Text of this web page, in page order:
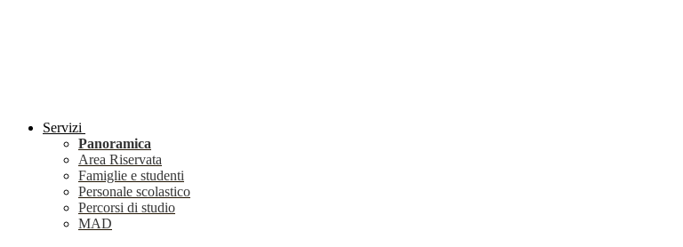
Servizi
Panoramica
Area Riservata
Famiglie e studenti
Personale scolastico
Percorsi di studio
MAD